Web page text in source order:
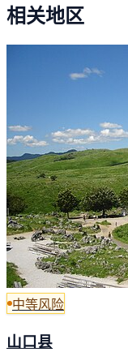
相关地区
中等风险
山口县